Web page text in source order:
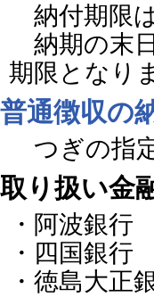
納付期限
納期の末
期限となり
普通徴収の
つぎの指
取り扱い金
・阿波銀行
・四国銀行
・徳島大正